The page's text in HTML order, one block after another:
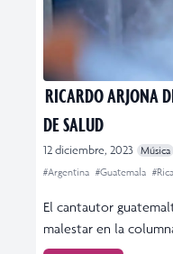
RICARDO ARJONA
DE SALUD
12 diciembre, 2023 Música
#Argentina #Guatemala
El cantautor
malestar en la